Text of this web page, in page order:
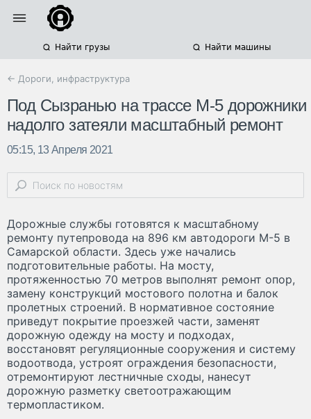
Найти грузы Найти машины
← Дороги, инфраструктура
Под Сызранью на трассе М-5 дорожники
надолго затеяли масштабный ремонт
05:15, 13 Апреля 2021
Дорожные службы готовятся к масштабному
ремонту путепровода на 896 км автодороги М-5 в
Самарской области. Здесь уже начались
подготовительные работы. На мосту,
протяженностью 70 метров выполнят ремонт опор,
замену конструкций мостового полотна и балок
пролетных строений. В нормативное состояние
приведут покрытие проезжей части, заменят
дорожную одежду на мосту и подходах,
восстановят регуляционные сооружения и систему
водоотвода, устроят ограждения безопасности,
отремонтируют лестничные сходы, нанесут
дорожную разметку светоотражающим
термопластиком.